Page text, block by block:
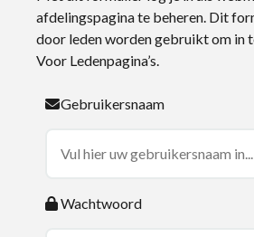
afdelingspagina te beheren. Dit
door leden worden gebruikt om in
Voor Ledenpagina’s.
Gebruikersnaam
Wachtwoord